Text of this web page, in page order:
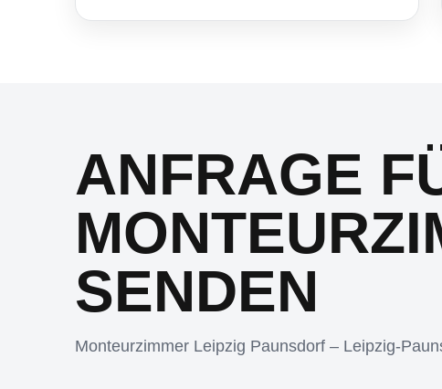
ANFRAGE
SENDEN
Monteurzimmer Leipzig Paunsdorf – Leipzig-